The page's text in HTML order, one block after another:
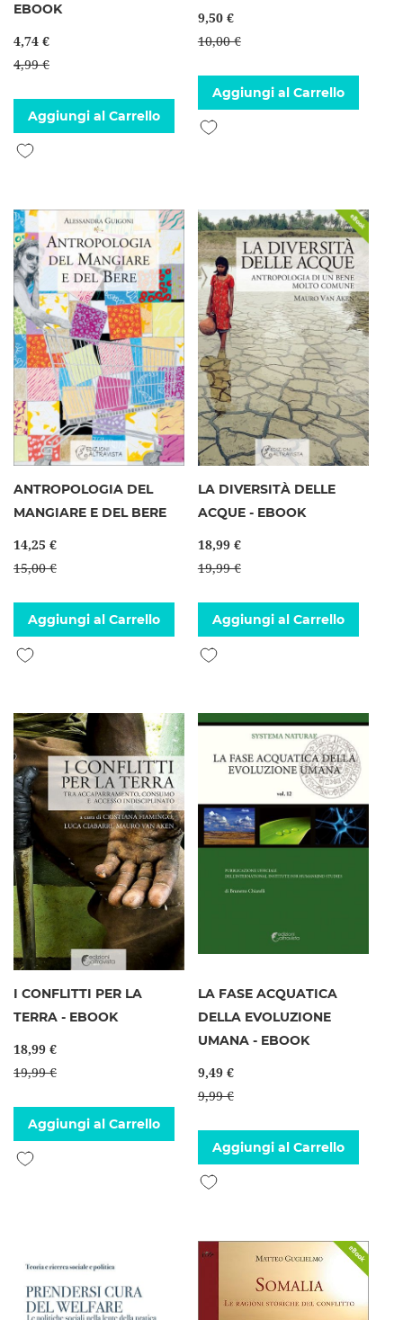
EBOOK
4,74 €
4,99 €
Aggiungi al Carrello
Aggiungi alla lista desideri
9,50 €
10,00 €
Aggiungi al Carrello
Aggiungi alla lista desideri
ANTROPOLOGIA DEL
MANGIARE E DEL BERE
14,25 €
15,00 €
Aggiungi al Carrello
Aggiungi alla lista desideri
LA DIVERSITÀ DELLE
ACQUE - EBOOK
18,99 €
19,99 €
Aggiungi al Carrello
Aggiungi alla lista desideri
I CONFLITTI PER LA
TERRA - EBOOK
18,99 €
19,99 €
Aggiungi al Carrello
Aggiungi alla lista desideri
LA FASE ACQUATICA
DELLA EVOLUZIONE
UMANA - EBOOK
9,49 €
9,99 €
Aggiungi al Carrello
Aggiungi alla lista desideri